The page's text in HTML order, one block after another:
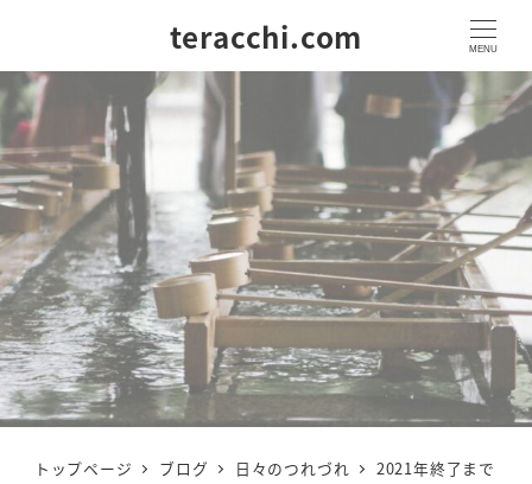
teracchi.com MENU
トップページ ブログ 日々のつれづれ
2021年終了まで